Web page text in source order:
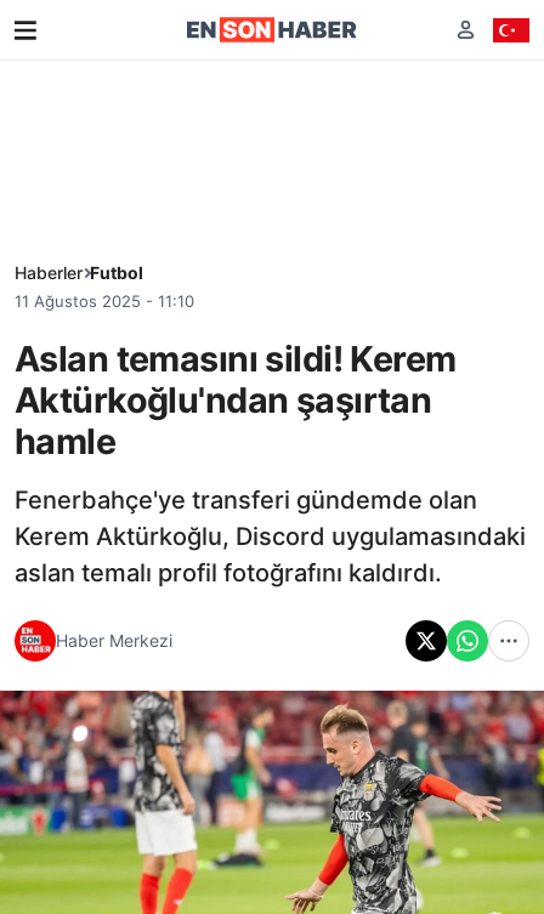
Haberler Futbol
11 Ağustos 2025 - 11:10
Aslan temasını sildi! Kerem
Aktürkoğlu'ndan şaşırtan
hamle
Fenerbahçe'ye transferi gündemde olan
Kerem Aktürkoğlu, Discord uygulamasındaki
aslan temalı profil fotoğrafını kaldırdı.
Haber Merkezi